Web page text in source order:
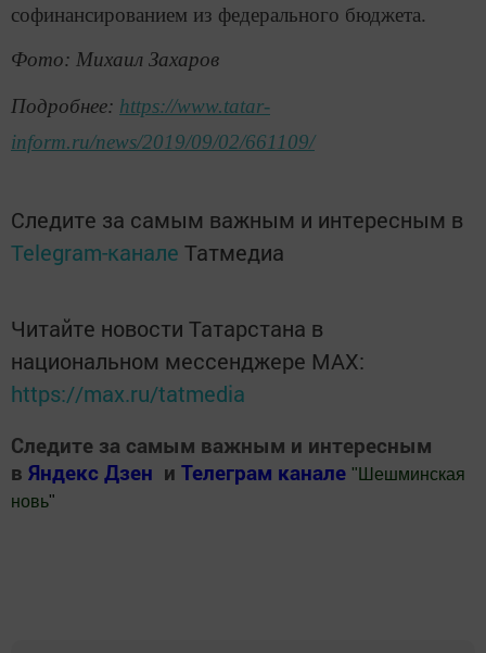
софинансированием из федерального бюджета.
Фото: Михаил Захаров
Подробнее: https://www.tatar-
inform.ru/news/2019/09/02/661109/
Следите за самым важным и интересным в
Telegram-канале Татмедиа
Читайте новости Татарстана в
национальном мессенджере MАХ:
https://max.ru/tatmedia
Следите за самым важным и интересным
в Яндекс Дзен и Телеграм канале " Шешминская
новь"